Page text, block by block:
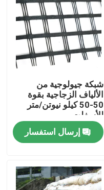
شبكة جيولوجية من
الألياف الزجاجية بقوة
50-50 كيلو نيوتن/متر
للأسفلت
إرسال استفسار